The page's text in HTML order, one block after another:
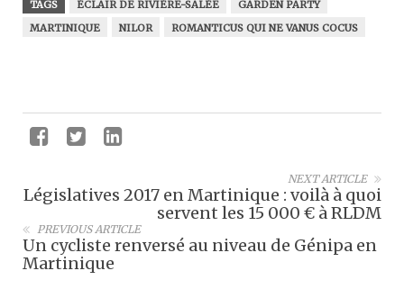
TAGS ÉCLAIR DE RIVIÈRE-SALÉE
GARDEN PARTY
MARTINIQUE
NILOR ROMANTICUS QUI NE VANUS COCUS
NEXT ARTICLE
Législatives 2017 en Martinique : voilà à quoi
servent les 15 000 € à RLDM
PREVIOUS ARTICLE
Un cycliste renversé au niveau de Génipa en
Martinique